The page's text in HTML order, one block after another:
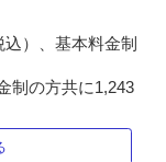
）、基本料金制
制の方共に1,243